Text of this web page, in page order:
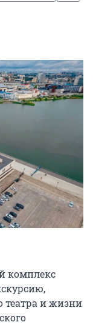
комплекс
театра и жизни